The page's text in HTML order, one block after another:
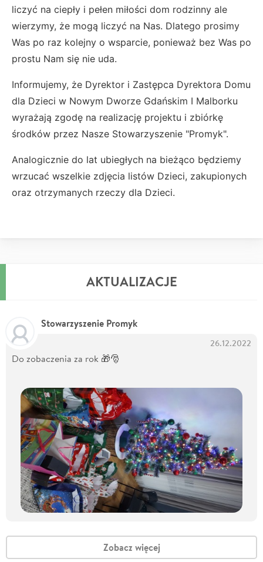
liczyć na ciepły i pełen miłości dom rodzinny ale
wierzymy, że mogą liczyć na Nas. Dlatego prosimy
Was po raz kolejny o wsparcie, ponieważ bez Was po
prostu Nam się nie uda.
Informujemy, że Dyrektor i Zastępca Dyrektora Domu
dla Dzieci w Nowym Dworze Gdańskim I Malborku
wyrażają zgodę na realizację projektu i zbiórkę
środków przez Nasze Stowarzyszenie "Promyk".
Analogicznie do lat ubiegłych na bieżąco będziemy
wrzucać wszelkie zdjęcia listów Dzieci, zakupionych
oraz otrzymanych rzeczy dla Dzieci.
AKTUALIZACJE
Stowarzyszenie Promyk
26.12.2022
Do zobaczenia za rok 🎁🎅
Zobacz więcej